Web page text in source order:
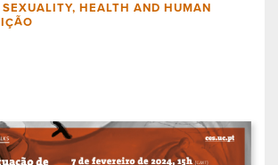
HEALTH AND HUMAN